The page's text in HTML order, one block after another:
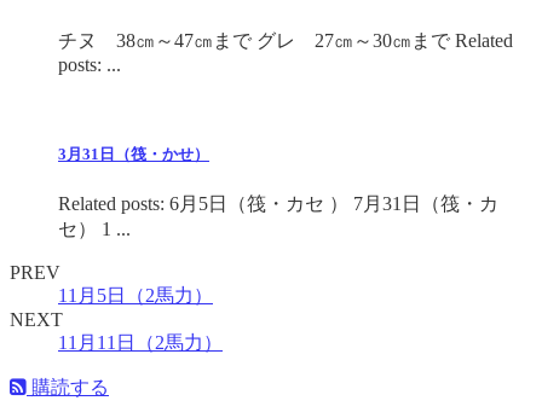
チヌ 38㎝～47㎝まで グレ 27㎝～30㎝まで Related
posts: ...
3月31日（筏・かせ）
Related posts: 6月5日（筏・カセ ） 7月31日（筏・カ
セ） 1 ...
PREV
11月5日（2馬力）
NEXT
11月11日（2馬力）
購読する